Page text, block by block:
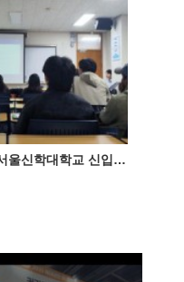
(주)체크온, 서울신학대학교 신입 외국인 유학생 대상 맞춤형 적응 프로그램 제공